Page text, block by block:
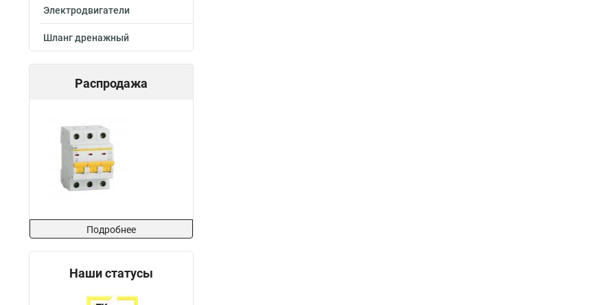
Электродвигатели
Шланг дренажный
Распродажа
Подробнее
Наши статусы